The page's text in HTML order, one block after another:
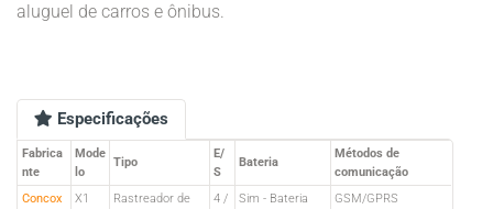
aluguel de carros e ônibus.
Especificações
Fabrica
nte
Mode
lo
Tipo
E/
S
Bateria
Métodos de
comunicação
Concox
X1
Rastreador de
4 /
Sim - Bateria
GSM/GPRS